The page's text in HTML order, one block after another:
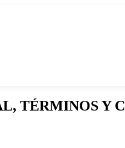
TÉRMINOS Y